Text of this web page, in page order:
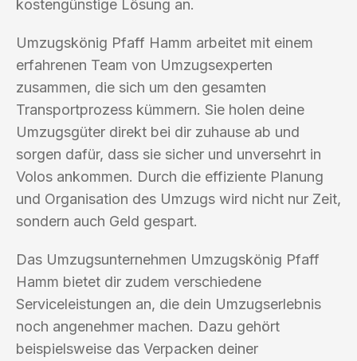
kostengünstige Lösung an.
Umzugskönig Pfaff Hamm arbeitet mit einem
erfahrenen Team von Umzugsexperten
zusammen, die sich um den gesamten
Transportprozess kümmern. Sie holen deine
Umzugsgüter direkt bei dir zuhause ab und
sorgen dafür, dass sie sicher und unversehrt in
Volos ankommen. Durch die effiziente Planung
und Organisation des Umzugs wird nicht nur Zeit,
sondern auch Geld gespart.
Das Umzugsunternehmen Umzugskönig Pfaff
Hamm bietet dir zudem verschiedene
Serviceleistungen an, die dein Umzugserlebnis
noch angenehmer machen. Dazu gehört
beispielsweise das Verpacken deiner